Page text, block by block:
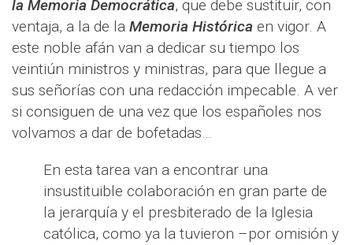
la Memoria Democrática, que debe sustituir, con
ventaja, a la de la Memoria Histórica en vigor. A
este noble afán van a dedicar su tiempo los
veintiún ministros y ministras, para que llegue a
sus señorías con una redacción impecable. A ver
si consiguen de una vez que los españoles nos
volvamos a dar de bofetadas…
En esta tarea van a encontrar una
insustituible colaboración en gran parte de
la jerarquía y el presbiterado de la Iglesia
católica, como ya la tuvieron –por omisión y